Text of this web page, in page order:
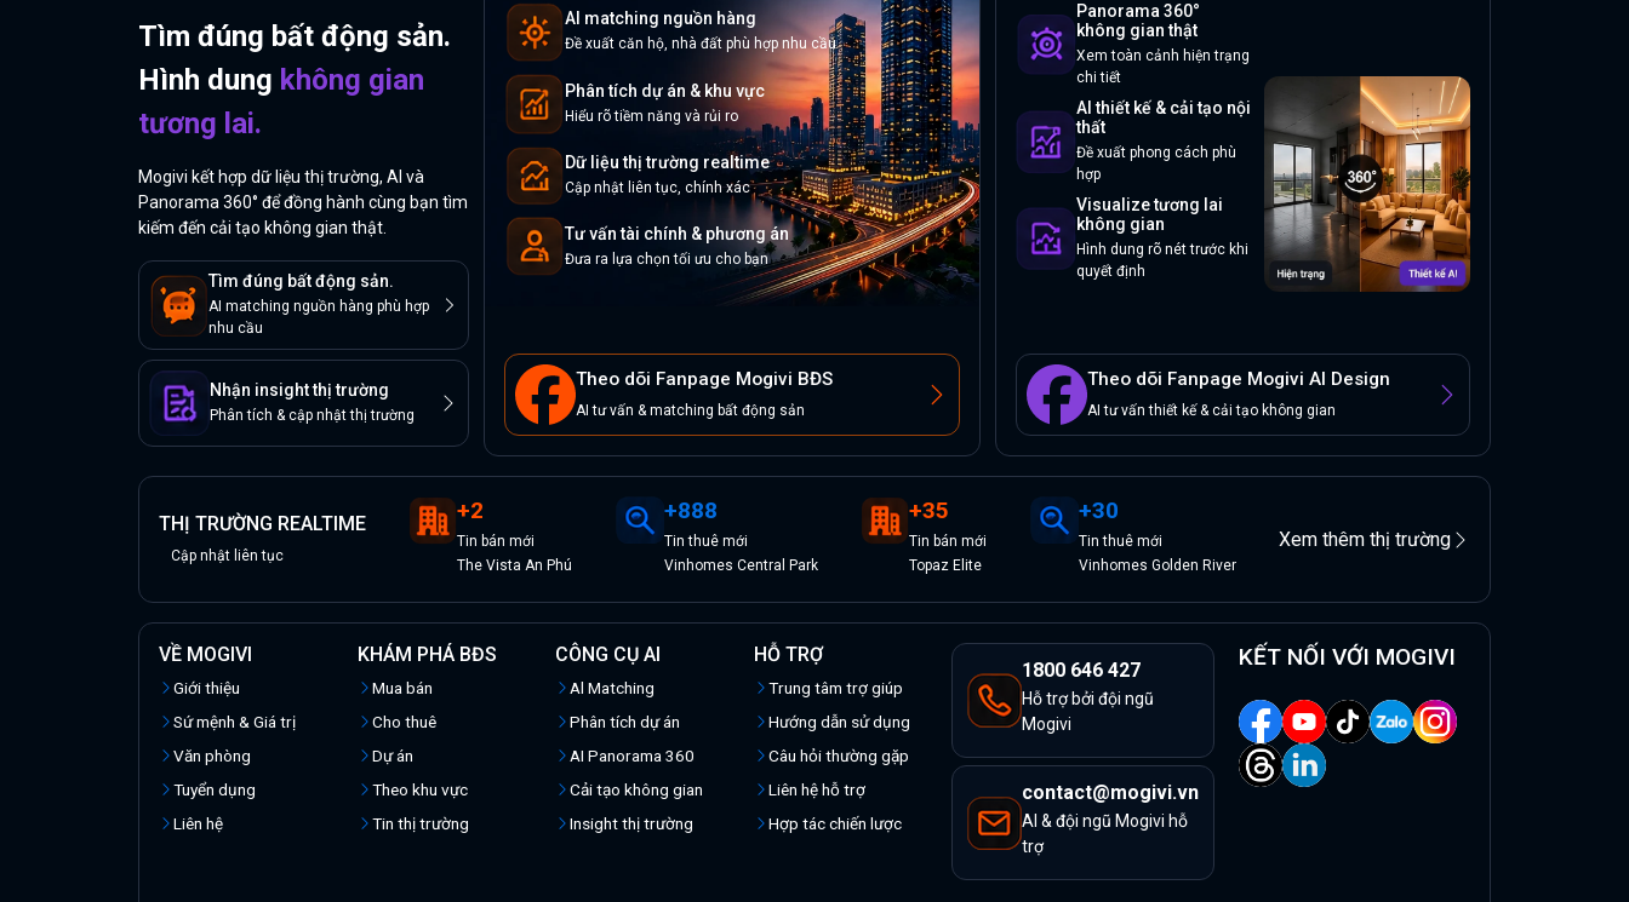
Tìm đúng bất động sản.
Hình dung không gian
tương lai.
Mogivi kết hợp dữ liệu thị trường, AI và
Panorama 360° để đồng hành cùng bạn tìm
kiếm đến cải tạo không gian thật.
Tìm đúng bất động sản.
AI matching nguồn hàng phù hợp
nhu cầu
Nhận insight thị trường
Phân tích & cập nhật thị trường
AI matching nguồn hàng
Đề xuất căn hộ, nhà đất phù hợp nhu cầu
Phân tích dự án & khu vực
Hiểu rõ tiềm năng và rủi ro
Dữ liệu thị trường realtime
Cập nhật liên tục, chính xác
Tư vấn tài chính & phương án
Đưa ra lựa chọn tối ưu cho bạn
Theo dõi Fanpage Mogivi BĐS
AI tư vấn & matching bất động sản
Panorama 360°
không gian thật
Xem toàn cảnh hiện trạng
chi tiết
AI thiết kế & cải tạo nội
thất
Đề xuất phong cách phù
hợp
Visualize tương lai
không gian
Hình dung rõ nét trước khi
quyết định
Theo dõi Fanpage Mogivi AI Design
AI tư vấn thiết kế & cải tạo không gian
THỊ TRƯỜNG REALTIME
Cập nhật liên tục
+2
Tin bán mới
The Vista An Phú
+888
Tinthuêmới
Vinhomes Central Park
+35
Tin bán mới
Topaz Elite
+30
Tinthuêmới
Vinhomes Golden River
Xem thêm thị trường
VỀ MOGIVI
Giới thiệu
Sứ mệnh & Giá trị
Văn phòng
Tuyển dụng
Liên hệ
KHÁM PHÁ BĐS
Mua bán
Cho thuê
Dự án
Theo khu vực
Tin thị trường
CÔNG CỤ AI
Al Matching
Phân tích dự án
AI Panorama 360
Cải tạo không gian
Insight thị trường
HỖ TRỢ
Trung tâm trợ giúp
Hướng dẫn sử dụng
Câu hỏi thường gặp
Liên hệ hỗ trợ
Hợp tác chiến lược
1800 646 427
Hỗ trợ bởi đội ngũ
Mogivi
contact@mogivi.vn
AI & đội ngũ Mogivi hỗ
trợ
KẾT NỐI VỚI MOGIVI